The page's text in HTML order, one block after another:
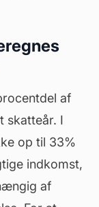
af
skatteår. I
op til 33%
indkomst,
af